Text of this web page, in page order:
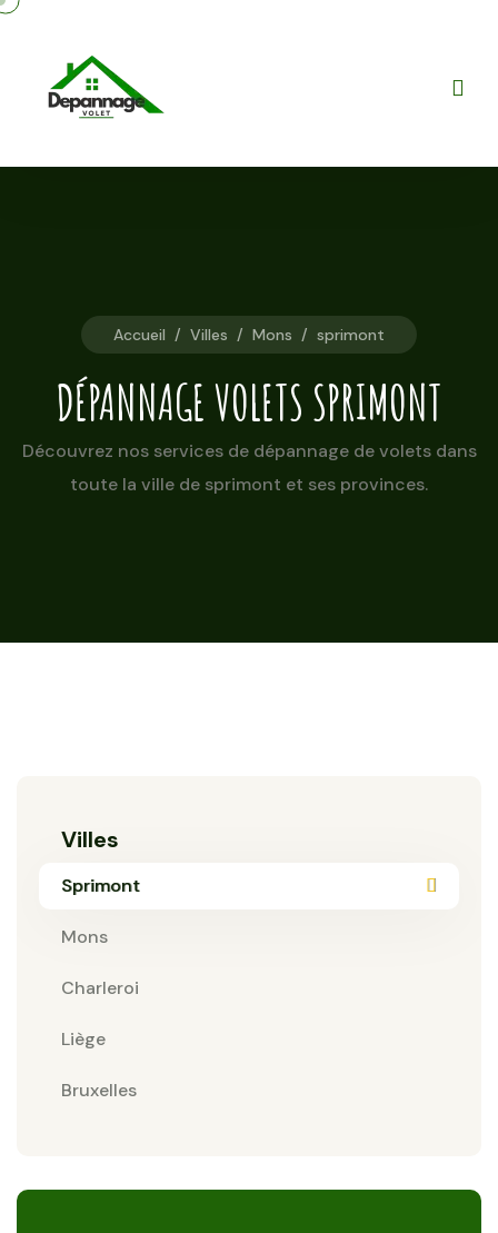
Accueil / Villes / Mons / sprimont
DÉPANNAGE VOLETS SPRIMONT
Découvrez nos services de dépannage de volets dans
toute la ville de sprimont et ses provinces.
Villes
Sprimont
Mons
Charleroi
Liège
Bruxelles